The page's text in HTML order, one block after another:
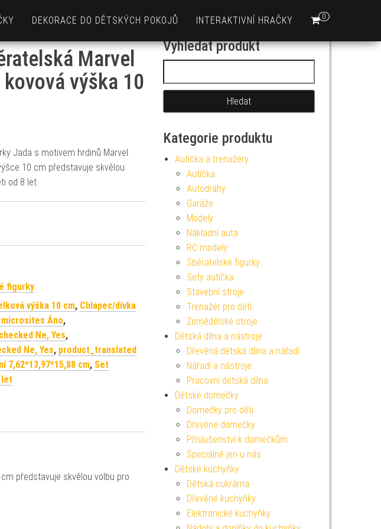
0
DEKORACE DO DĚTSKÝCH POKOJŮ INTERAKTIVNÍ HRAČKY
Marvel
kovová výška 10
Jada s motivem hrdinů Marvel.
10 cm představuje skvělou
od 8 let.
figurky
výška 10 cm, Chlapec/dívka
microsites Áno,
Ne, Yes,
Ne, Yes, product_translated
7,62*13,97*15,88 cm, Set
let
představuje skvělou volbu pro
Vyhledat produkt
Kategorie produktu
Autíčka a trenažéry
Autíčka
Autodráhy
Garáže
Modely
Nákladní auta
RC modely
Sběratelské figurky
Sety autíčka
Stavební stroje
Trenažér pro děti
Zemědělské stroje
Dětská dílna a nástroje
Dřevěná dětská dílna a nářadí
Nářadí a nástroje
Pracovní dětská dílna
Dětské domečky
Domečky pro děti
Dřevěné domečky
Příslušenství k domečkům
Speciálně jen u nás
Dětské kuchyňky
Dětská cukrárna
Dřevěné kuchyňky
Elektronické kuchyňky